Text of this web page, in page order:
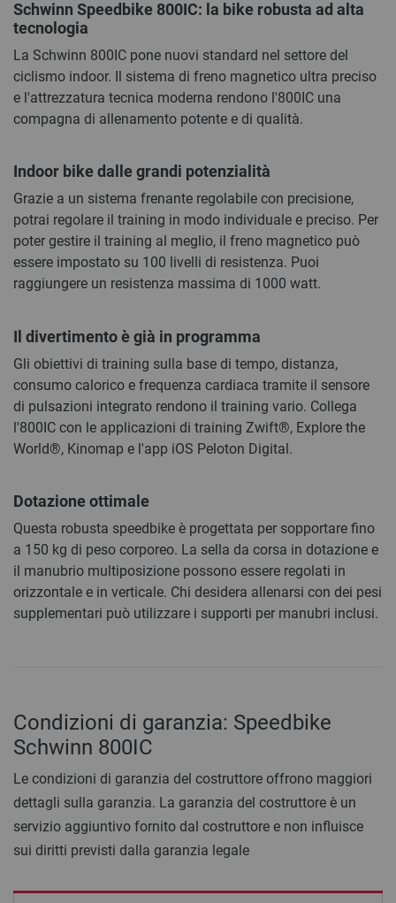
Schwinn Speedbike 800IC: la bike robusta ad alta
tecnologia
La Schwinn 800IC pone nuovi standard nel settore del
ciclismo indoor. Il sistema di freno magnetico ultra preciso
e l'attrezzatura tecnica moderna rendono l'800IC una
compagna di allenamento potente e di qualità.
Indoor bike dalle grandi potenzialità
Grazie a un sistema frenante regolabile con precisione,
potrai regolare il training in modo individuale e preciso. Per
poter gestire il training al meglio, il freno magnetico può
essere impostato su 100 livelli di resistenza. Puoi
raggiungere un resistenza massima di 1000 watt.
Il divertimento è già in programma
Gli obiettivi di training sulla base di tempo, distanza,
consumo calorico e frequenza cardiaca tramite il sensore
di pulsazioni integrato rendono il training vario. Collega
l'800IC con le applicazioni di training Zwift®, Explore the
World®, Kinomap e l'app iOS Peloton Digital.
Dotazione ottimale
Questa robusta speedbike è progettata per sopportare fino
a 150 kg di peso corporeo. La sella da corsa in dotazione e
il manubrio multiposizione possono essere regolati in
orizzontale e in verticale. Chi desidera allenarsi con dei pesi
supplementari può utilizzare i supporti per manubri inclusi.
Condizioni di garanzia: Speedbike
Schwinn 800IC
Le condizioni di garanzia del costruttore offrono maggiori
dettagli sulla garanzia. La garanzia del costruttore è un
servizio aggiuntivo fornito dal costruttore e non influisce
sui diritti previsti dalla garanzia legale